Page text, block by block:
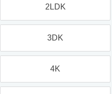
2LDK
3DK
4K